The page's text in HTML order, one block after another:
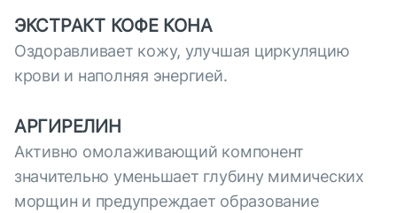
ЭКСТРАКТ КОФЕ КОНА
Оздоравливает кожу, улучшая циркуляцию
крови и наполняя энергией.
АРГИРЕЛИН
Активно омолаживающий компонент
значительно уменьшает глубину мимических
морщин и предупреждает образование